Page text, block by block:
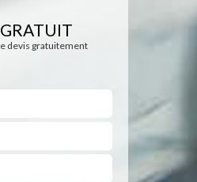
devis gratuitement